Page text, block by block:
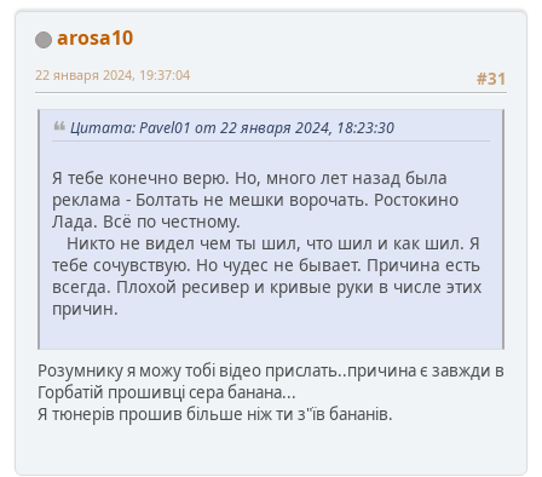
arosa10
#31
22 января 2024, 19:37:04
Цитата: Pavel01 от 22 января 2024, 18:23:30
Я тебе конечно верю. Но, много лет назад была
реклама - Болтать не мешки ворочать. Ростокино
Лада. Всё по честному.
Никто не видел чем ты шил, что шил и как шил. Я
тебе сочувствую. Но чудес не бывает. Причина есть
всегда. Плохой ресивер и кривые руки в числе этих
причин.
Розумнику я можу тобі відео прислать..причина є завжди в
Горбатій прошивці сера банана...
Я тюнерів прошив більше ніж ти з"їв бананів.